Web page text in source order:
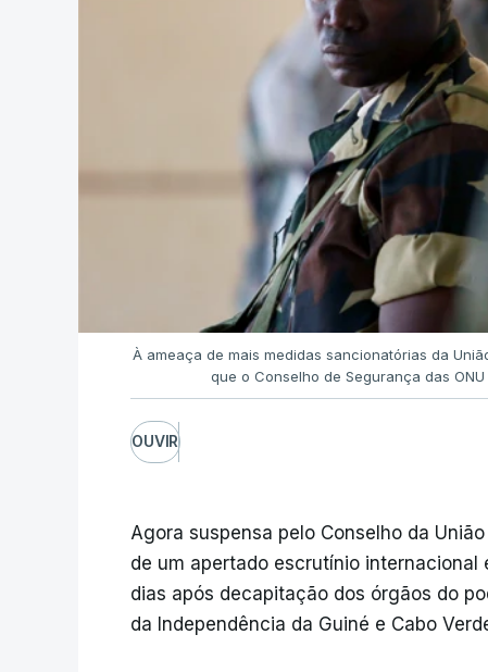
À ameaça de mais medidas sancionatórias da
que o Conselho de Segurança das
OUVIR
Agora suspensa pelo Conselho da
de um apertado escrutínio
dias após decapitação dos órgãos do
da Independência da Guiné e Cabo